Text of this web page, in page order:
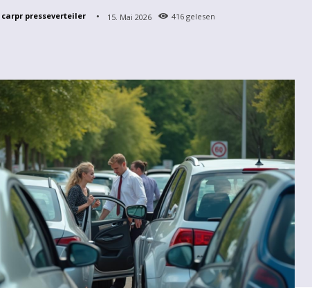
carpr presseverteiler 15. Mai 2026 416gelesen